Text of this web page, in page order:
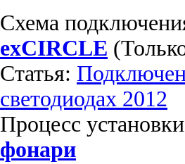
Схема
exCIRCLE
Статья:
светодиодах 2012
Процесс
фонари